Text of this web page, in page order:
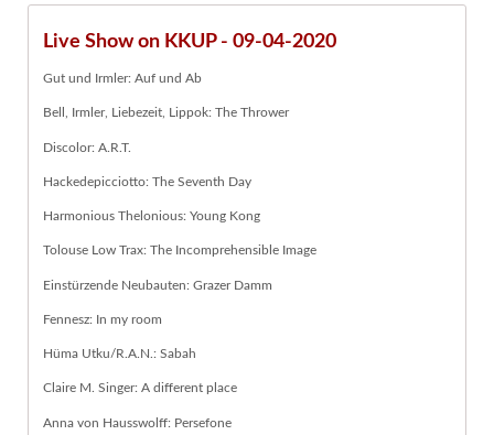
Live Show on KKUP - 09-04-2020
Gut und Irmler: Auf und Ab
Bell, Irmler, Liebezeit, Lippok: The Thrower
Discolor: A.R.T.
Hackedepicciotto: The Seventh Day
Harmonious Thelonious: Young Kong
Tolouse Low Trax: The Incomprehensible Image
Einstürzende Neubauten: Grazer Damm
Fennesz: In my room
Hüma Utku/R.A.N.: Sabah
Claire M. Singer: A different place
Anna von Hausswolff: Persefone